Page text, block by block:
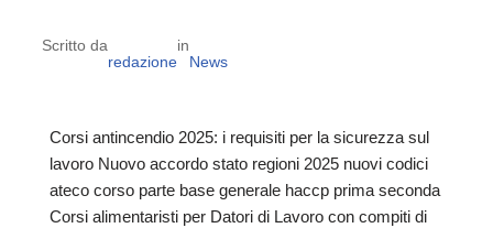
Scritto da
redazione
in
News
Corsi antincendio 2025: i requisiti per la sicurezza sul
lavoro Nuovo accordo stato regioni 2025 nuovi codici
ateco corso parte base generale haccp prima seconda
Corsi alimentaristi per Datori di Lavoro con compiti di